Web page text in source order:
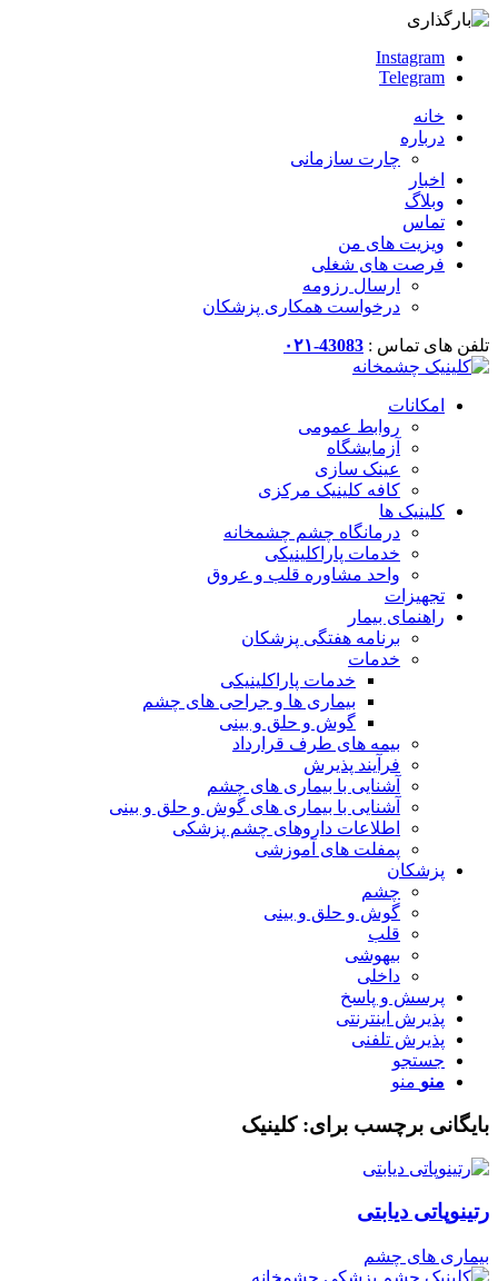
Instagram
Telegram
خانه
درباره
چارت سازمانی
اخبار
وبلاگ
تماس
ویزیت های من
فرصت های شغلی
ارسال رزومه
درخواست همکاری پزشکان
تلفن های تماس : 43083-۰۲۱
امکانات
روابط عمومی
آزمایشگاه
عینک سازی
کافه کلینیک مرکزی
کلینیک ها
درمانگاه چشم چشمخانه
خدمات پاراکلینیکی
واحد مشاوره قلب و عروق
تجهیزات
راهنمای بیمار
برنامه هفتگی پزشکان
خدمات
خدمات پاراکلینیکی
بیماری ها و جراحی های چشم
گوش و حلق و بینی
بیمه های طرف قرارداد
فرآیند پذیرش
آشنایی با بیماری های چشم
آشنایی با بیماری های گوش و حلق و بینی
اطلاعات داروهای چشم پزشکی
پمفلت های آموزشی
پزشکان
چشم
گوش و حلق و بینی
قلب
بیهوشی
داخلی
پرسش و پاسخ
پذیرش اینترنتی
پذیرش تلفنی
جستجو
منو منو
بایگانی برچسب برای:کلینیک
رتینوپاتی دیابتی
بیماری های چشم